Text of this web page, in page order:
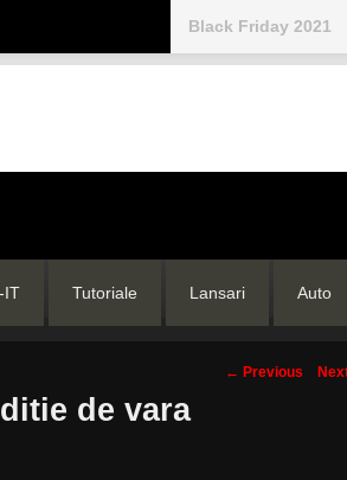
Black Friday 2021
IT Tutoriale Lansari Auto
Post
← Previous
de vara